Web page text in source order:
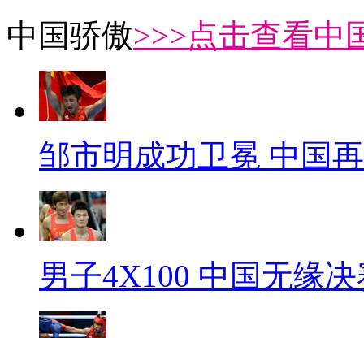
中国骄傲>>>点击查看中
邹市明成功卫冕 中国
男子4X100 中国无缘